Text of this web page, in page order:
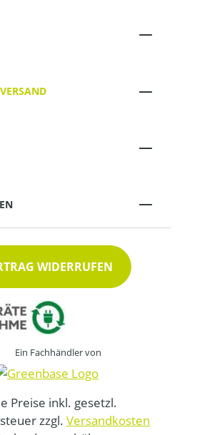
WIDERRUFEN
Ein Fachhändler von
Preise inkl. gesetzl.
zzgl. Versandkosten